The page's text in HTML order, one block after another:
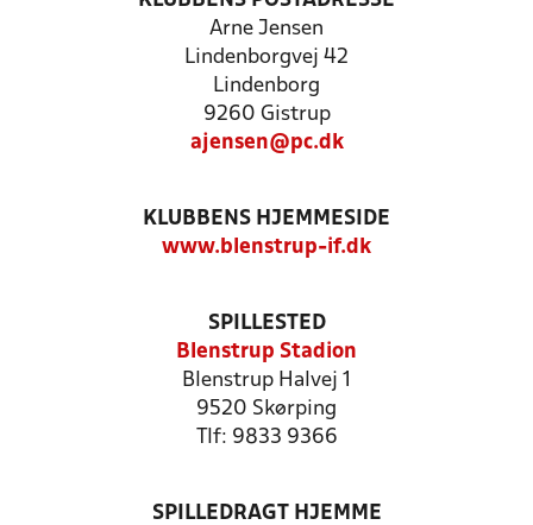
Arne Jensen
Lindenborgvej 42
Lindenborg
9260 Gistrup
ajensen@pc.dk
KLUBBENS HJEMMESIDE
www.blenstrup-if.dk
SPILLESTED
Blenstrup Stadion
Blenstrup Halvej 1
9520 Skørping
Tlf: 9833 9366
SPILLEDRAGT HJEMME